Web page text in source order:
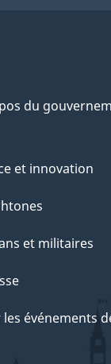
du
et innovation
et militaires
les événements